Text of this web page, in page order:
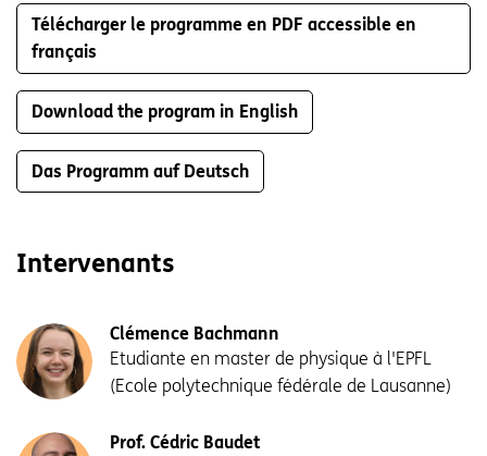
Télécharger le programme en PDF accessible en
français
Download the program in English
Das Programm auf Deutsch
Intervenants
Clémence Bachmann
Etudiante en master de physique à l'EPFL
(Ecole polytechnique fédérale de Lausanne)
Prof. Cédric Baudet